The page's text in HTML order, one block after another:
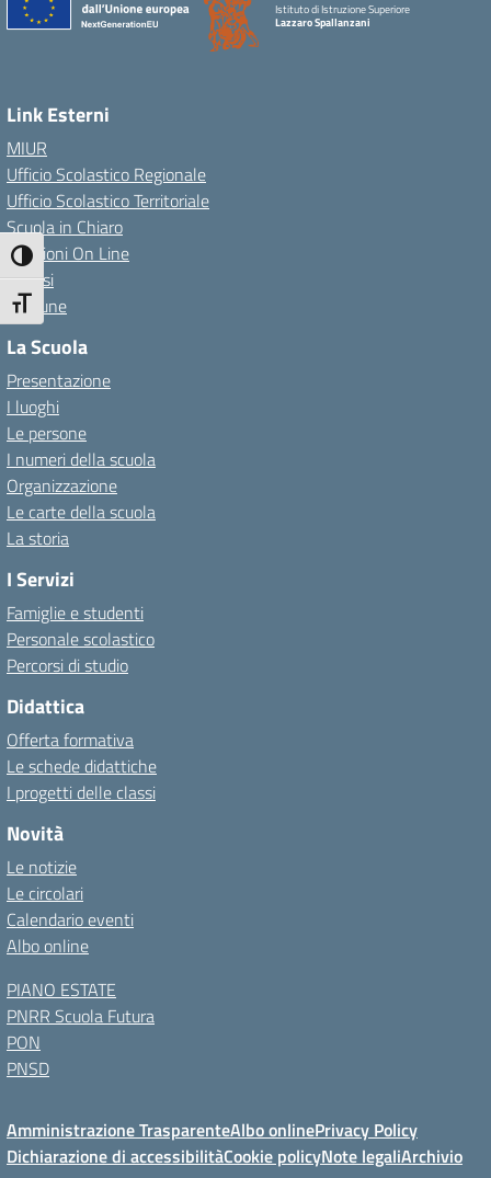
Attiva/disattiva alto contrasto
Attiva/disattiva dimensione testo
Istituto di Istruzione Superiore
Lazzaro Spallanzani
Link Esterni
MIUR
Ufficio Scolastico Regionale
Ufficio Scolastico Territoriale
Scuola in Chiaro
Iscrizioni On Line
Invalsi
Comune
La Scuola
Presentazione
I luoghi
Le persone
I numeri della scuola
Organizzazione
Le carte della scuola
La storia
I Servizi
Famiglie e studenti
Personale scolastico
Percorsi di studio
Didattica
Offerta formativa
Le schede didattiche
I progetti delle classi
Novità
Le notizie
Le circolari
Calendario eventi
Albo online
PIANO ESTATE
PNRR Scuola Futura
PON
PNSD
Amministrazione TrasparenteAlbo onlinePrivacy Policy
Dichiarazione di accessibilitàCookie policyNote legaliArchivio